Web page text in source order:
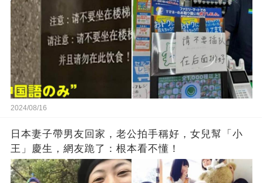
2024/08/16
日本妻子帶男友回家，老公拍手稱好，女兒幫「小
王」慶生，網友跪了：根本看不懂！